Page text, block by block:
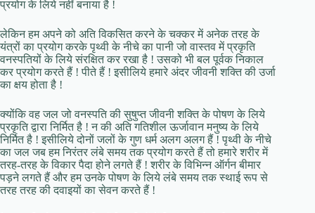
प्रयोग के लिये नहीं बनाया है !
लेकिन हम अपने को अति विकसित करने के चक्कर में अनेक तरह के
यंत्रों का प्रयोग करके पृथ्वी के नीचे का पानी जो वास्तव में प्रकृति
वनस्पतियों के लिये संरक्षित कर रखा है ! उसको भी बल पूर्वक निकाल
कर प्रयोग करते हैं ! पीते हैं ! इसीलिये हमारे अंदर जीवनी शक्ति की उर्जा
का क्षय होता है !
क्योंकि वह जल जो वनस्पति की सुषुप्त जीवनी शक्ति के पोषण के लिये
प्रकृति द्वारा निर्मित है ! न की अति गतिशील ऊर्जावान मनुष्य के लिये
निर्मित है ! इसीलिये दोनों जलों के गुण धर्म अलग अलग हैं ! पृथ्वी के नीचे
का जल जब हम निरंतर लंबे समय तक प्रयोग करते हैं तो हमारे शरीर में
तरह-तरह के विकार पैदा होने लगते हैं ! शरीर के विभिन्न ऑर्गन बीमार
पड़ने लगते हैं और हम उनके पोषण के लिये लंबे समय तक स्थाई रूप से
तरह तरह की दवाइयों का सेवन करते हैं !